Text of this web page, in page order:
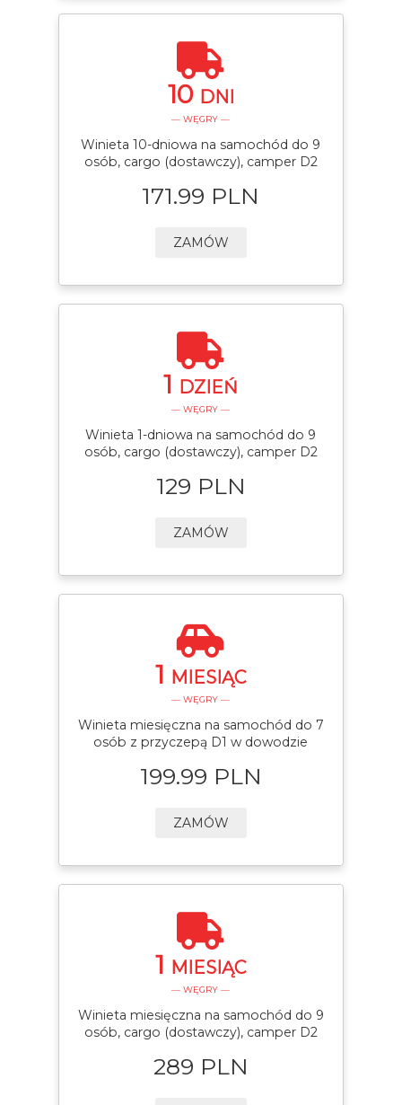
10 DNI
— WĘGRY —
Winieta 10-dniowa na samochód do 9
osób, cargo (dostawczy), camper D2
171.99 PLN
ZAMÓW
1 DZIEŃ
— WĘGRY —
Winieta 1-dniowa na samochód do 9
osób, cargo (dostawczy), camper D2
129 PLN
ZAMÓW
1 MIESIĄC
— WĘGRY —
Winieta miesięczna na samochód do 7
osób z przyczepą D1 w dowodzie
199.99 PLN
ZAMÓW
1 MIESIĄC
— WĘGRY —
Winieta miesięczna na samochód do 9
osób, cargo (dostawczy), camper D2
289 PLN